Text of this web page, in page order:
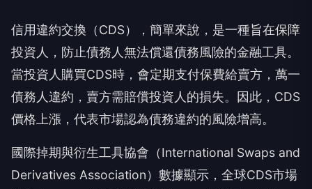
信用違約交換（CDS），簡單來說，是一種旨在保障
投資人，防止債務人無法償還債務風險的金融工具。
當投資人購買CDS時，會定期支付保費給賣方，萬一
債務人違約，賣方需賠償投資人的損失。因此，CDS
價格上漲，代表市場認為債務違約的風險增高。
國際掉期與衍生工具協會（International Swaps and
Derivatives Association）數據顯示，全球CDS市場